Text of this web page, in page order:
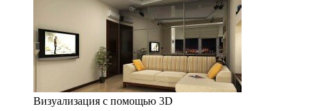
Визуализация с помощью 3D